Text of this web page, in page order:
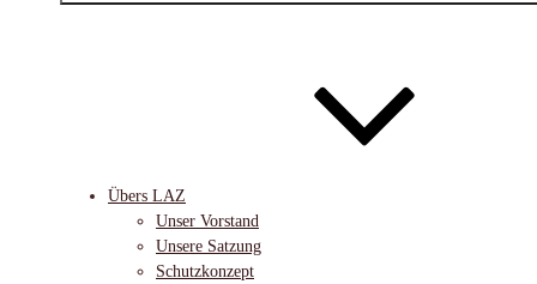
Übers LAZ
Unser Vorstand
Unsere Satzung
Schutzkonzept